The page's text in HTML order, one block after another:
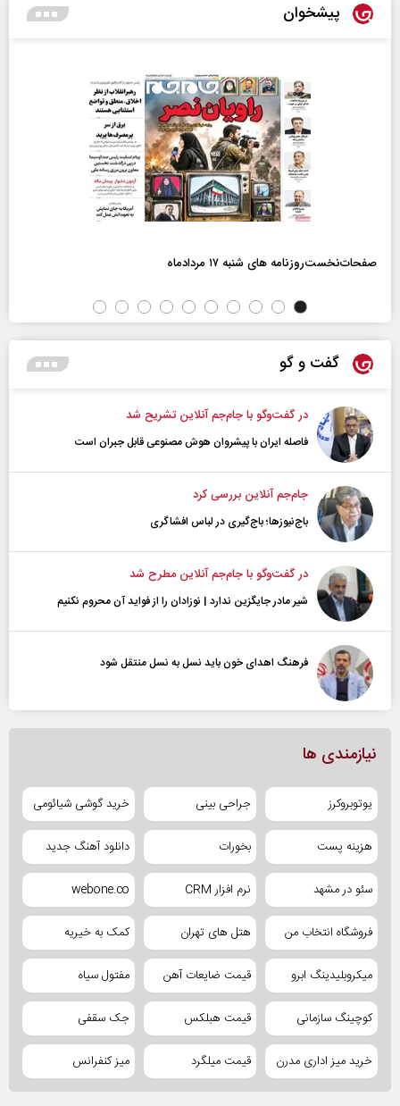
پیشخوان
صفحات‌نخست‌روزنامه ها‌ی شنبه ۱۷ مردادماه
گفت و گو
در گفت‌و‌گو با جام‌جم آنلاین تشریح شد
فاصله ایران با پیشرو‌ان هوش مصنوعی قابل جبران است
جام‌جم آنلاین بررسی کرد
باج‌نیوزها؛ باج‌گیری در لباس افشاگری
در گفت‌و‌گو با جام‌جم آنلاین مطرح شد
شیر مادر جایگزین ندارد | نوزادان را از فواید آن محروم نکنیم
فرهنگ اهدای خون باید نسل به نسل منتقل شود
نیازمندی ها
یوتوبروکرز جراحی بینی خرید گوشی شیائومی
هزینه پست بخورات دانلود آهنگ جدید
سئو در مشهد نرم افزار CRM webone.co
فروشگاه انتخاب من هتل های تهران کمک به خیریه
میکروبلیدینگ ابرو قیمت ضایعات آهن مفتول سیاه
کوچینگ سازمانی قیمت هبلکس جک سقفی
خرید میز اداری مدرن قیمت میلگرد میز کنفرانس